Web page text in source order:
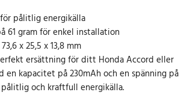
pålitlig energikälla
61 gram för enkel installation
x 25,5 x 13,8 mm
ersättning för ditt Honda Accord eller
en kapacitet på 230mAh och en spänning på
och kraftfull energikälla.